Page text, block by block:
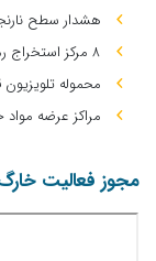
هشدار سطح
۸ مرکز استخراج رمز ارز در عسلویه متلاشی شد
محموله
مراکز عرضه مواد
مجوز فعالیت